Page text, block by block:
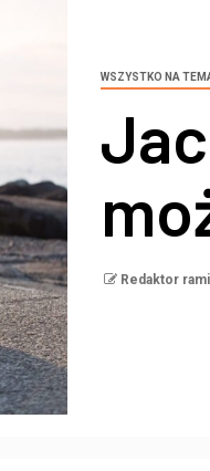
WSZYSTKO NA
Redaktor